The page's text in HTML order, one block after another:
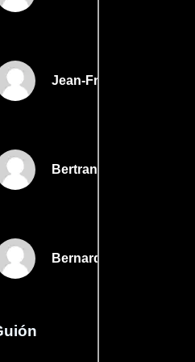
Jean-François
Bertrand Tavernier
Bernard Toublanc-